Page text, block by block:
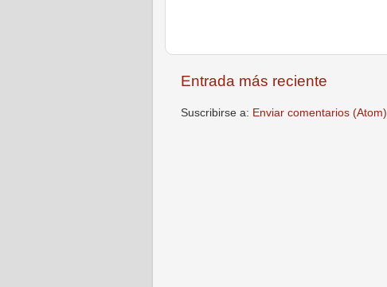
Entrada más reciente
Suscribirse a: Enviar comentarios (Atom)